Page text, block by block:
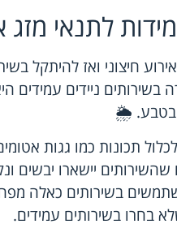
לתנאי מזג
חיצוני ואז להיתקל
ניידים עמידים
בטבע. 🌦️
לכלול תכונות כמו גגות
שהשירותים יישארו יבשים
בחרו בשירותים עמידים.